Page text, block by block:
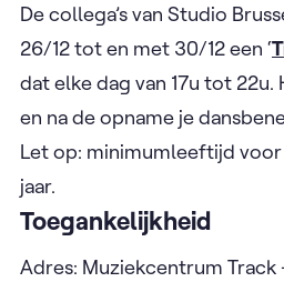
De collega’s van Studio
26/12 tot en met 30/12 een ‘
dat elke dag van 17u tot 22u.
en na de opname je
Let op: minimumleeftijd voor
jaar.
Toegankelijkheid
Adres: Muziekcentrum Track